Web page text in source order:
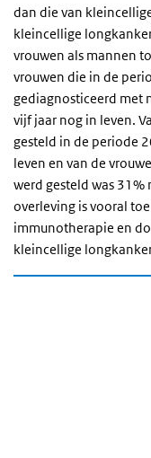
dan die van
kleincellige
vrouwen als mannen
vrouwen die in de
gediagnosticeerd met
vijf jaar nog in leven.
gesteld in de periode
leven en van de
werd gesteld was
overleving is vooral
immunotherapie en
kleincellige